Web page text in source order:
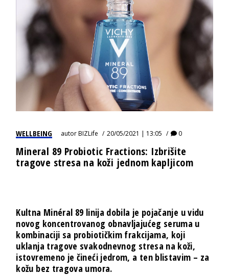
WELLBEING autorBIZLife 20/05/2021 | 13:05 0
Mineral 89 Probiotic Fractions: Izbrišite
tragove stresa na koži jednom kapljicom
Kultna Minéral 89 linija dobila je pojačanje u vidu
novog koncentrovanog obnavljajućeg seruma u
kombinaciji sa probiotičkim frakcijama, koji
uklanja tragove svakodnevnog stresa na koži,
istovremeno je čineći jedrom, a ten blistavim – za
kožu bez tragova umora.